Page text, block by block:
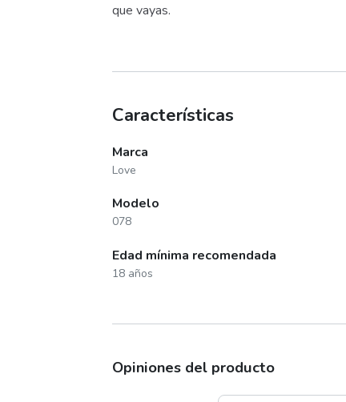
que vayas.
Características
Marca
Love
Modelo
078
Edad mínima recomendada
18 años
Opiniones del producto